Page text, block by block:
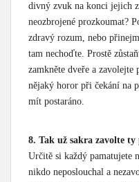
divný zvuk na konci jejich
neozbrojené prozkoumat?
zdravý rozum, nebo
tam nechoďte. Prostě
zamkněte dveře a
nějaký horor při čekání na
mít postaráno.
8. Tak už sakra zavolte ty
Určitě si každý pamatujete
nikdo neposlouchal a